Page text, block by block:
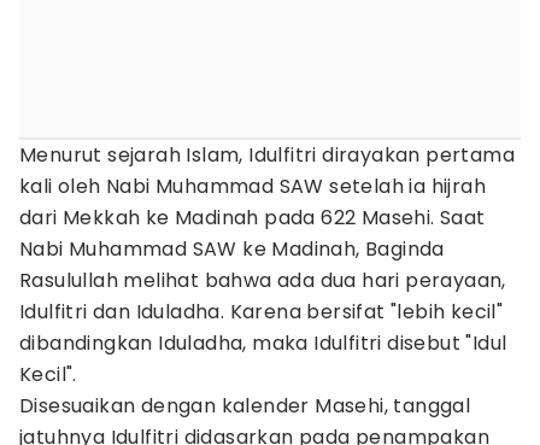
Menurut sejarah Islam, Idulfitri dirayakan pertama
kali oleh Nabi Muhammad SAW setelah ia hijrah
dari Mekkah ke Madinah pada 622 Masehi. Saat
Nabi Muhammad SAW ke Madinah, Baginda
Rasulullah melihat bahwa ada dua hari perayaan,
Idulfitri dan Iduladha. Karena bersifat "lebih kecil"
dibandingkan Iduladha, maka Idulfitri disebut "Idul
Kecil".
Disesuaikan dengan kalender Masehi, tanggal
jatuhnya Idulfitri didasarkan pada penampakan